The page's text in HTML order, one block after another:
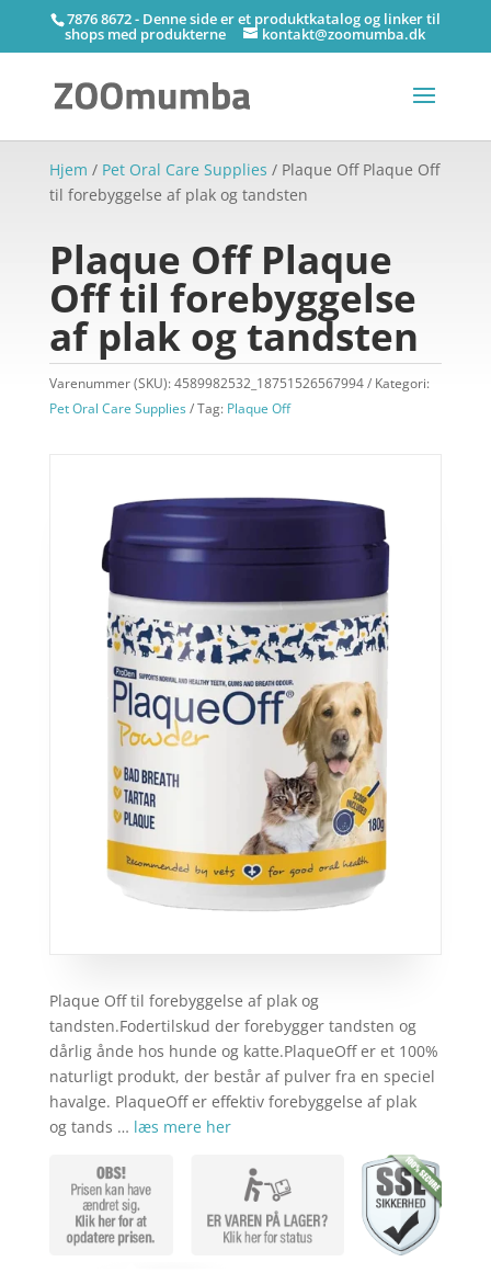
7876 8672 - Denne side er et produktkatalog og linker til
shops med produkterne kontakt@zoomumba.dk
Hjem / Pet Oral Care Supplies / Plaque Off Plaque Off
til forebyggelse af plak og tandsten
Plaque Off Plaque
Off til forebyggelse
af plak og tandsten
Varenummer (SKU):4589982532_18751526567994
Kategori:
Pet Oral Care Supplies
Tag: Plaque Off
Plaque Off til forebyggelse af plak og
tandsten.Fodertilskud der forebygger tandsten og
dårlig ånde hos hunde og katte.PlaqueOff er et 100%
naturligt produkt, der består af pulver fra en speciel
havalge. PlaqueOff er effektiv forebyggelse af plak
og tands … læs mere her